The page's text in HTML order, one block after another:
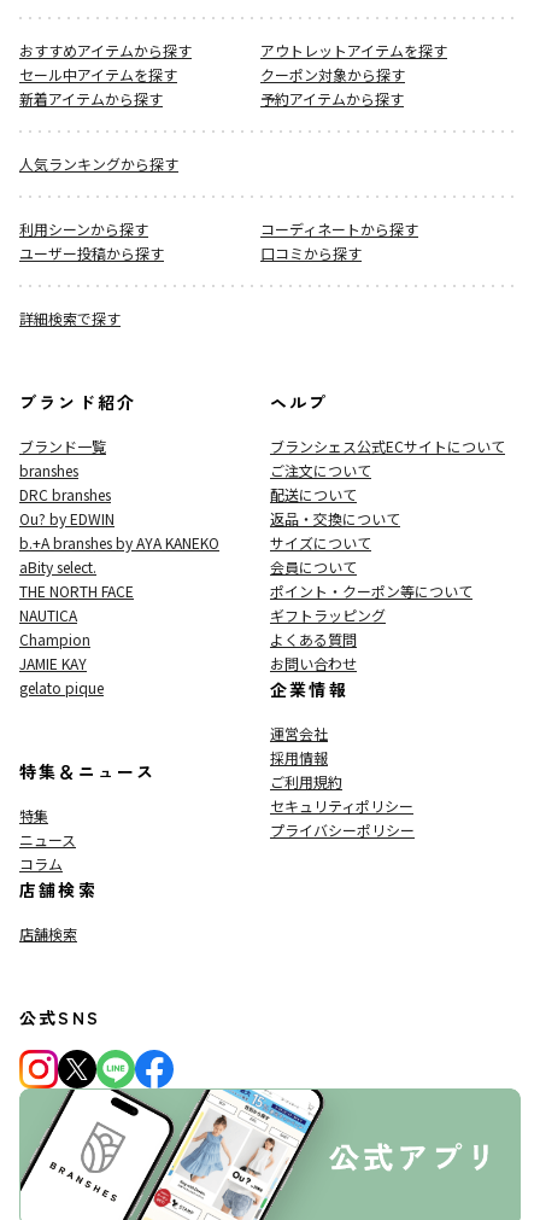
おすすめアイテムから探す
アウトレットアイテムを探す
セール中アイテムを探す
クーポン対象から探す
新着アイテムから探す
予約アイテムから探す
人気ランキングから探す
利用シーンから探す
コーディネートから探す
ユーザー投稿から探す
口コミから探す
詳細検索で探す
ブランド紹介
ブランド一覧
branshes
DRC branshes
Ou? by EDWIN
b.+A branshes by AYA KANEKO
aBity select.
THE NORTH FACE
NAUTICA
Champion
JAMIE KAY
gelato pique
特集＆ニュース
特集
ニュース
コラム
店舗検索
店舗検索
ヘルプ
ブランシェス公式ECサイトについて
ご注文について
配送について
返品・交換について
サイズについて
会員について
ポイント・クーポン等について
ギフトラッピング
よくある質問
お問い合わせ
企業情報
運営会社
採用情報
ご利用規約
セキュリティポリシー
プライバシーポリシー
公式SNS